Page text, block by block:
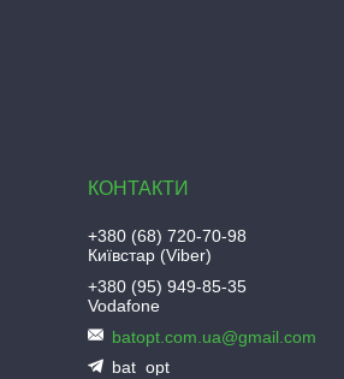
+380 (68) 720-70-98
Київстар (Viber)
+380 (95) 949-85-35
Vodafone
batopt.com.ua@gmail.com
bat_opt